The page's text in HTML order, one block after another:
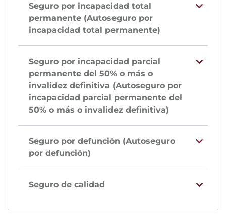
Seguro por incapacidad total
permanente (Autoseguro por
incapacidad total permanente)
Seguro por incapacidad parcial
permanente del 50% o más o
invalidez definitiva (Autoseguro por
incapacidad parcial permanente del
50% o más o invalidez definitiva)
Seguro por defunción (Autoseguro
por defunción)
Seguro de calidad